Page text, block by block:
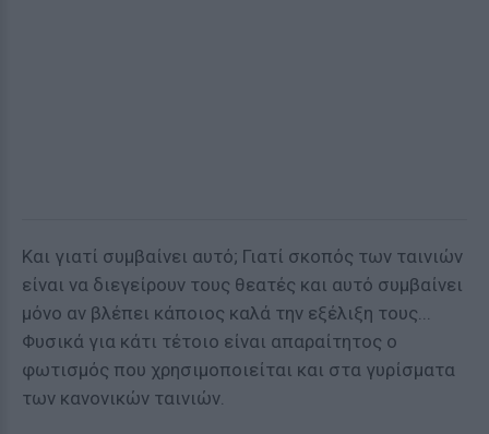
Και γιατί συμβαίνει αυτό; Γιατί σκοπός των ταινιών
είναι να διεγείρουν τους θεατές και αυτό συμβαίνει
μόνο αν βλέπει κάποιος καλά την εξέλιξη τους...
Φυσικά για κάτι τέτοιο είναι απαραίτητος ο
φωτισμός που χρησιμοποιείται και στα γυρίσματα
των κανονικών ταινιών.